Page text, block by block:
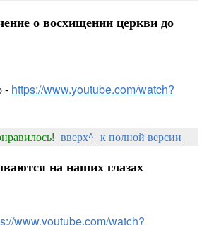
о восхищении церкви до
- https://www.youtube.com/watch?
вверх^ к полной версии
на наших глазах
www.youtube.com/watch?